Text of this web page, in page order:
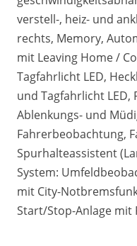
verstell-, heiz- und
rechts, Memory,
mit Leaving Home /
Tagfahrlicht LED,
und Tagfahrlicht LED,
Ablenkungs- und
Fahrerbeobachtung,
Spurhalteassistent
System:
mit City-
Start/Stop-Anlage mit